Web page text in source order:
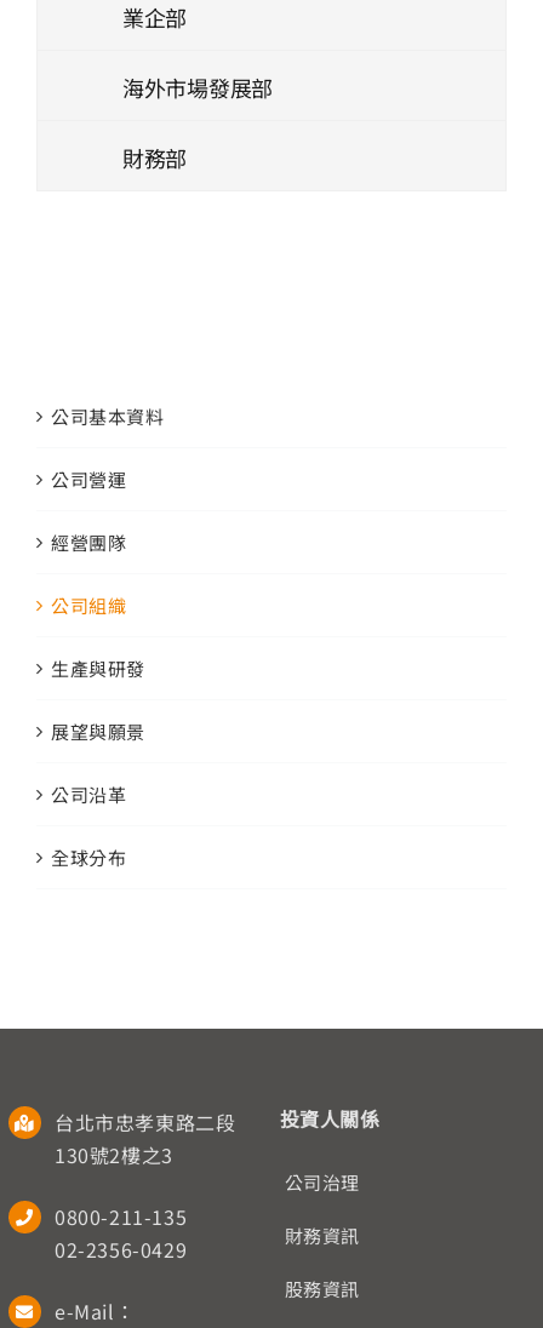
業企部
海外市場發展部
財務部
公司基本資料
公司營運
經營團隊
公司組織
生產與研發
展望與願景
公司沿革
全球分布
台北市忠孝東路二段
130號2樓之3
0800-211-135
02-2356-0429
e-Mail：
投資人關係
公司治理
財務資訊
股務資訊